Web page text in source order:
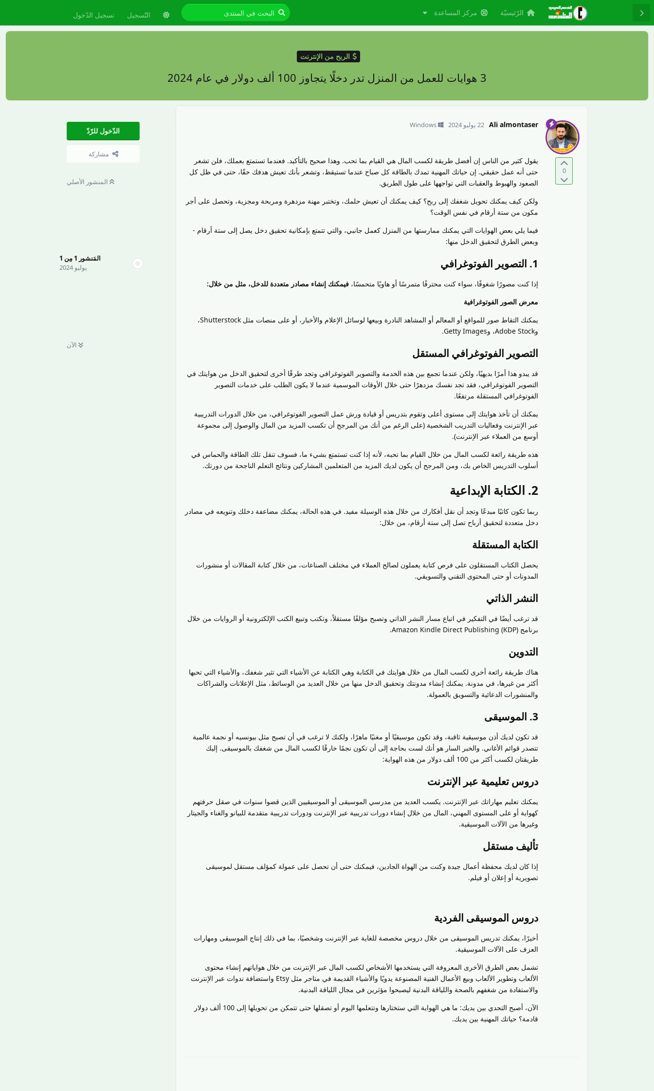
الرّئيسيّة مركز المساعدة التّسجيل تسجيل الدّخول
الربح من الإنترنت
3 هوايات للعمل من المنزل تدر دخلًا يتجاوز 100 ألف دولار في عام 2024
الدّخول للرّدّ
مشاركة
المنشور الأصلي
المَنشور 1 مِن 1
يوليو 2024
الآن
0
Ali almontaser 22 يوليو 2024 Windows
يقول كثير من الناس إن أفضل طريقة لكسب المال هي القيام بما تحب. وهذا صحيح بالتأكيد. فعندما تستمتع بعملك، فلن تشعر
حتى أنه عمل حقيقي. إن حياتك المهنية تمدك بالطاقة كل صباح عندما تستيقظ، وتشعر بأنك تعيش هدفك حقًا، حتى في ظل كل
الصعود والهبوط والعقبات التي تواجهها على طول الطريق.
ولكن كيف يمكنك تحويل شغفك إلى ربح؟ كيف يمكنك أن تعيش حلمك، وتختبر مهنة مزدهرة ومربحة ومجزية، وتحصل على أجر
مكون من ستة أرقام في نفس الوقت؟
فيما يلي بعض الهوايات التي يمكنك ممارستها من المنزل كعمل جانبي، والتي تتمتع بإمكانية تحقيق دخل يصل إلى ستة أرقام -
وبعض الطرق لتحقيق الدخل منها:
1. التصوير الفوتوغرافي
إذا كنت مصورًا شغوفًا، سواء كنت محترفًا متمرسًا أو هاويًا متحمسًا، فيمكنك إنشاء مصادر متعددة للدخل، مثل من خلال:
معرض الصور الفوتوغرافية
يمكنك التقاط صور للمواقع أو المعالم أو المشاهد النادرة وبيعها لوسائل الإعلام والأخبار، أو على منصات مثل Shutterstock،
وAdobe Stock، وGetty Images.
التصوير الفوتوغرافي المستقل
قد يبدو هذا أمرًا بديهيًا، ولكن عندما تجمع بين هذه الخدمة والتصوير الفوتوغرافي وتجد طرقًا أخرى لتحقيق الدخل من هوايتك في
التصوير الفوتوغرافي، فقد تجد نفسك مزدهرًا حتى خلال الأوقات الموسمية عندما لا يكون الطلب على خدمات التصوير
الفوتوغرافي المستقلة مرتفعًا.
يمكنك أن تأخذ هوايتك إلى مستوى أعلى وتقوم بتدريس أو قيادة ورش عمل التصوير الفوتوغرافي، من خلال الدورات التدريبية
عبر الإنترنت وفعاليات التدريب الشخصية (على الرغم من أنك من المرجح أن تكسب المزيد من المال والوصول إلى مجموعة
أوسع من العملاء عبر الإنترنت).
هذه طريقة رائعة لكسب المال من خلال القيام بما تحبه، لأنه إذا كنت تستمتع بشيء ما، فسوف تنقل تلك الطاقة والحماس في
أسلوب التدريس الخاص بك، ومن المرجح أن يكون لديك المزيد من المتعلمين المشاركين ونتائج التعلم الناجحة من دورتك.
2. الكتابة الإبداعية
ربما تكون كاتبًا مبدعًا وتجد أن نقل أفكارك من خلال هذه الوسيلة مفيد. في هذه الحالة، يمكنك مضاعفة دخلك وتنويعه في مصادر
دخل متعددة لتحقيق أرباح تصل إلى ستة أرقام، من خلال:
الكتابة المستقلة
يحصل الكتاب المستقلون على فرص كتابة يعملون لصالح العملاء في مختلف الصناعات، من خلال كتابة المقالات أو منشورات
المدونات أو حتى المحتوى التقني والتسويقي.
النشر الذاتي
قد ترغب أيضًا في التفكير في اتباع مسار النشر الذاتي وتصبح مؤلفًا مستقلاً، وتكتب وتبيع الكتب الإلكترونية أو الروايات من خلال
برنامج Amazon Kindle Direct Publishing (KDP).
التدوين
هناك طريقة رائعة أخرى لكسب المال من خلال هوايتك في الكتابة وهي الكتابة عن الأشياء التي تثير شغفك، والأشياء التي تحبها
أكثر من غيرها، في مدونة. يمكنك إنشاء مدونتك وتحقيق الدخل منها من خلال العديد من الوسائط، مثل الإعلانات والشراكات
والمنشورات الدعائية والتسويق بالعمولة.
3. الموسيقى
قد تكون لديك أذن موسيقية ثاقبة، وقد تكون موسيقيًا أو مغنيًا ماهرًا، ولكنك لا ترغب في أن تصبح مثل بيونسيه أو نجمة عالمية
تتصدر قوائم الأغاني. والخبر السار هو أنك لست بحاجة إلى أن تكون نجمًا خارقًا لكسب المال من شغفك بالموسيقى. إليك
طريقتان لكسب أكثر من 100 ألف دولار من هذه الهواية:
دروس تعليمية عبر الإنترنت
يمكنك تعليم مهاراتك عبر الإنترنت. يكسب العديد من مدرسي الموسيقى أو الموسيقيين الذين قضوا سنوات في صقل حرفتهم
كهواية أو على المستوى المهني، المال من خلال إنشاء دورات تدريبية عبر الإنترنت ودورات تدريبية متقدمة للبيانو والغناء والجيتار
وغيرها من الآلات الموسيقية.
تأليف مستقل
إذا كان لديك محفظة أعمال جيدة وكنت من الهواة الجادين، فيمكنك حتى أن تحصل على عمولة كمؤلف مستقل لموسيقى
تصويرية أو إعلان أو فيلم.
دروس الموسيقى الفردية
أخيرًا، يمكنك تدريس الموسيقى من خلال دروس مخصصة للغاية عبر الإنترنت وشخصيًا، بما في ذلك إنتاج الموسيقى ومهارات
العزف على الآلات الموسيقية.
تشمل بعض الطرق الأخرى المعروفة التي يستخدمها الأشخاص لكسب المال عبر الإنترنت من خلال هواياتهم إنشاء محتوى
الألعاب وتطوير الألعاب وبيع الأعمال الفنية المصنوعة يدويًا والأشياء القديمة في متاجر مثل Etsy واستضافة ندوات عبر الإنترنت
والاستفادة من شغفهم بالصحة واللياقة البدنية ليصبحوا مؤثرين في مجال اللياقة البدنية.
الآن، أصبح التحدي بين يديك: ما هي الهواية التي ستختارها وتتعلمها اليوم أو تصقلها حتى تتمكن من تحويلها إلى 100 ألف دولار
قادمة؟ حياتك المهنية بين يديك.